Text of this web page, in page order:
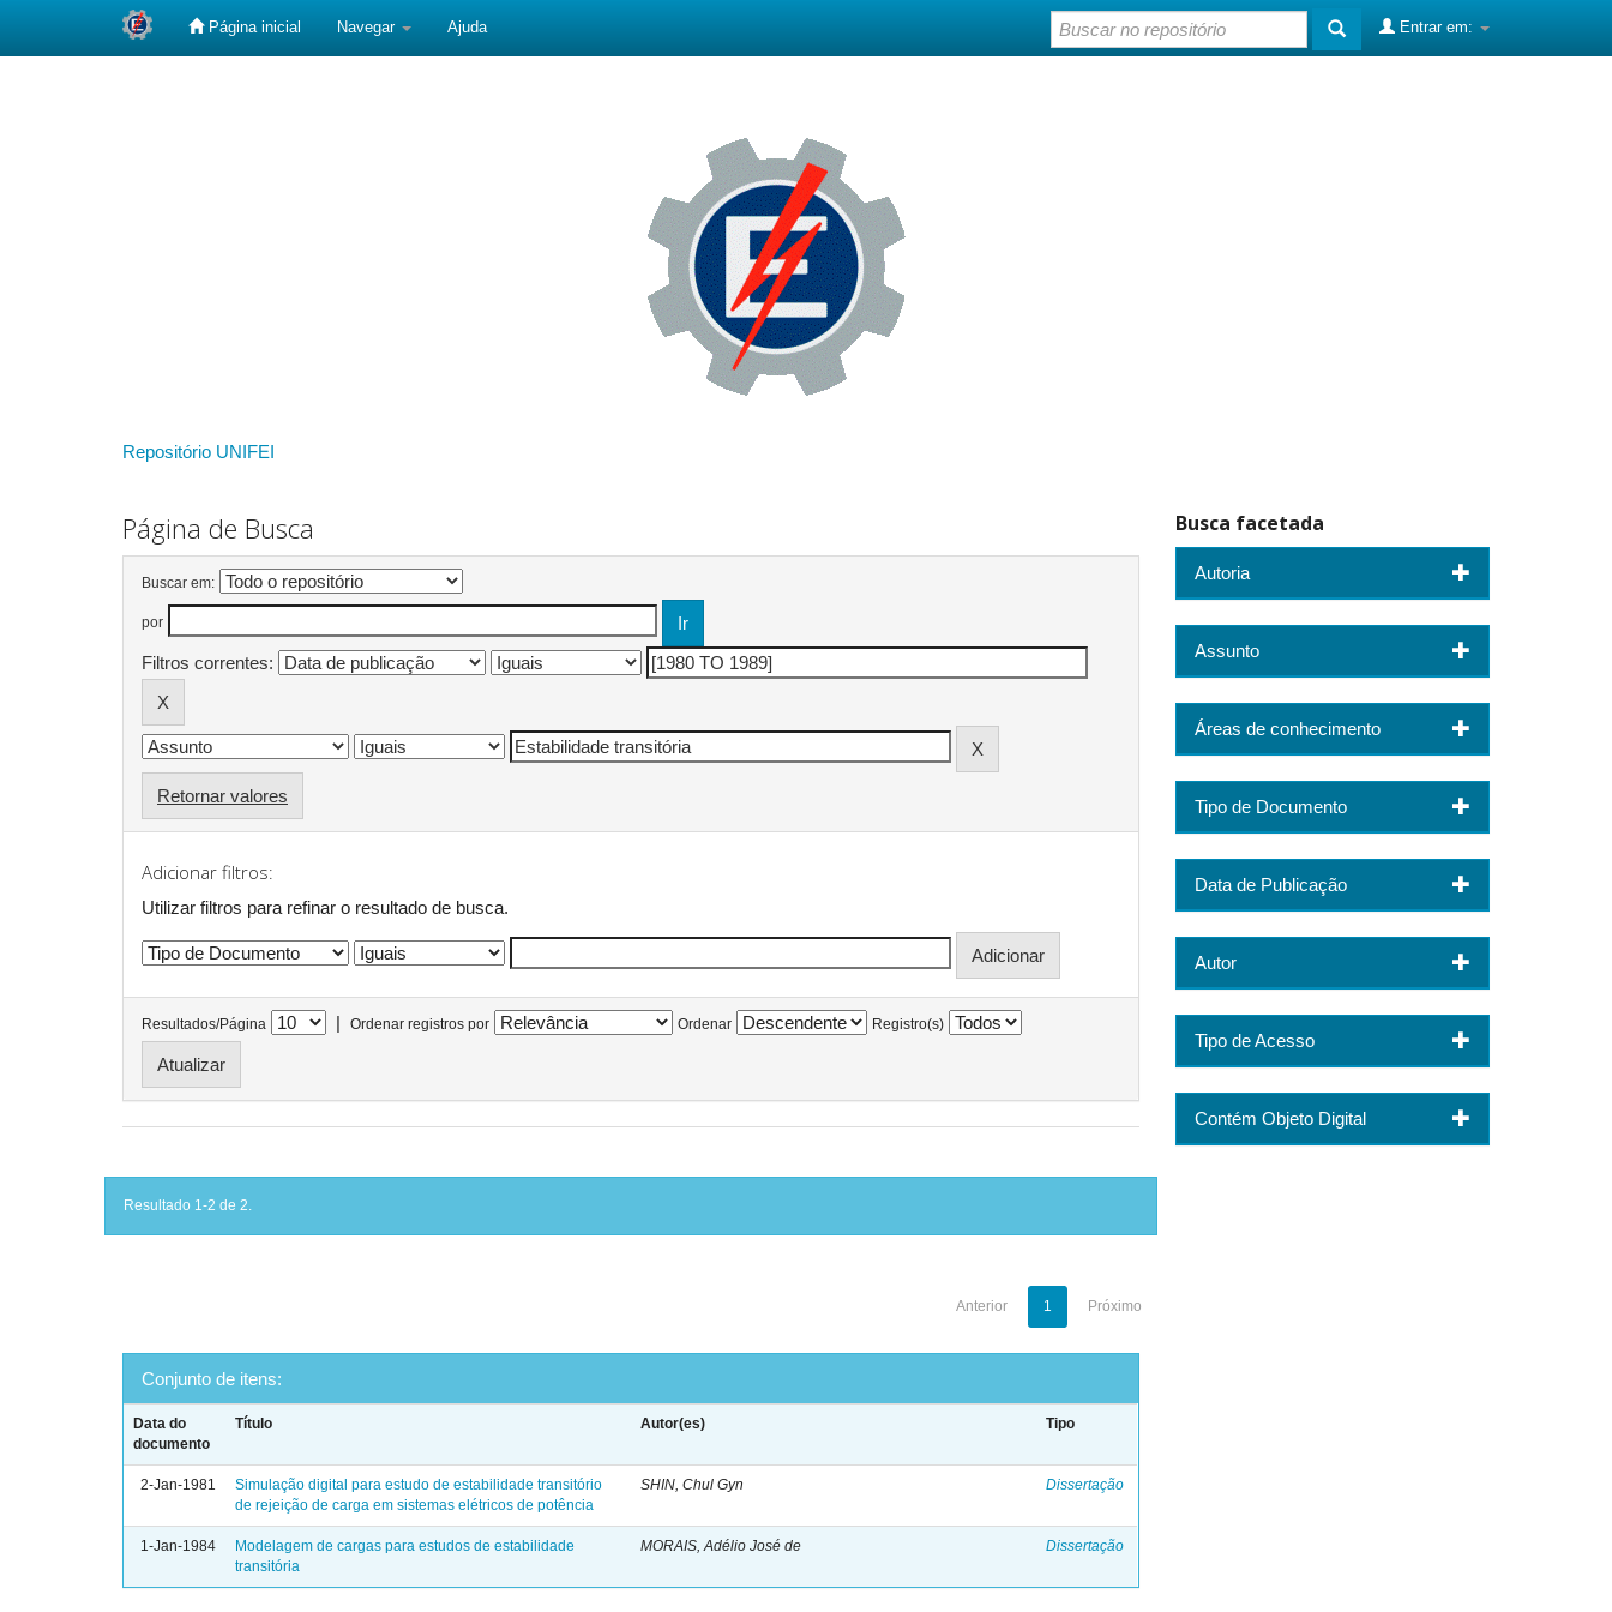
Página inicial Navegar Ajuda Entrar em:
Repositório UNIFEI
Página de Busca
Buscar em:
por
Filtros correntes:
Retornar valores
Adicionar filtros:
Utilizar filtros para refinar o resultado de busca.
Resultados/Página | Ordenar registros por Ordenar Registro(s)
Resultado 1-2 de 2.
Anterior 1 Próximo
Conjunto de itens:
Data do
documento
Título Autor(es) Tipo
2-Jan-1981
Simulação digital para estudo de estabilidade transitório
de rejeição de carga em sistemas elétricos de potência
SHIN, Chul Gyn Dissertação
1-Jan-1984
Modelagem de cargas para estudos de estabilidade
transitória
MORAIS, Adélio José de Dissertação
Busca facetada
Autoria
Assunto
Áreas de conhecimento
Tipo de Documento
Data de Publicação
Autor
Tipo de Acesso
Contém Objeto Digital